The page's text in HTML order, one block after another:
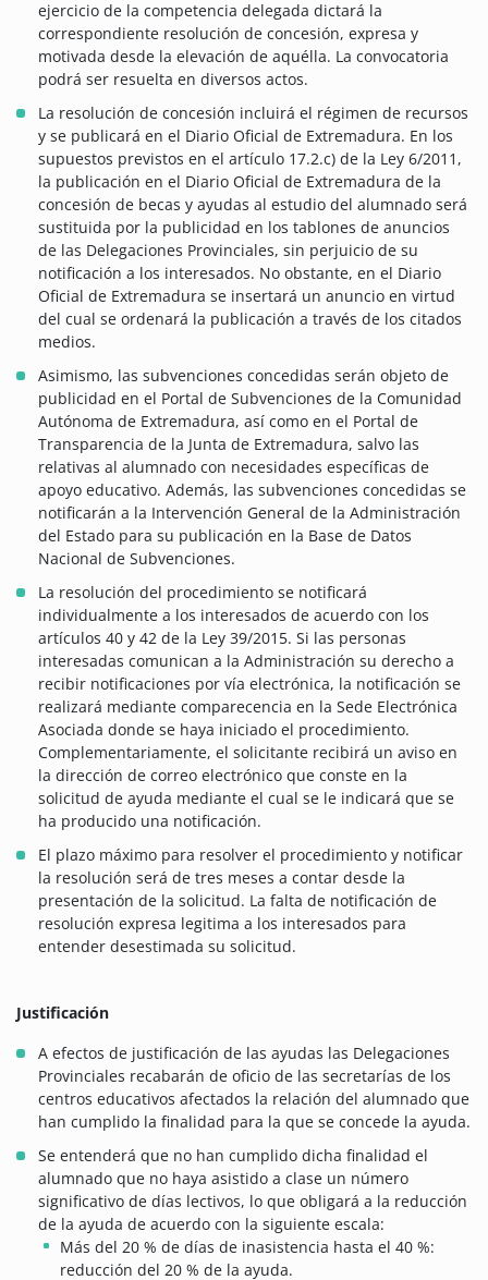
ejercicio de la competencia delegada dictará la
correspondiente resolución de concesión, expresa y
motivada desde la elevación de aquélla. La convocatoria
podrá ser resuelta en diversos actos.
La resolución de concesión incluirá el régimen de recursos
y se publicará en el Diario Oficial de Extremadura. En los
supuestos previstos en el artículo 17.2.c) de la Ley 6/2011,
la publicación en el Diario Oficial de Extremadura de la
concesión de becas y ayudas al estudio del alumnado será
sustituida por la publicidad en los tablones de anuncios
de las Delegaciones Provinciales, sin perjuicio de su
notificación a los interesados. No obstante, en el Diario
Oficial de Extremadura se insertará un anuncio en virtud
del cual se ordenará la publicación a través de los citados
medios.
Asimismo, las subvenciones concedidas serán objeto de
publicidad en el Portal de Subvenciones de la Comunidad
Autónoma de Extremadura, así como en el Portal de
Transparencia de la Junta de Extremadura, salvo las
relativas al alumnado con necesidades específicas de
apoyo educativo. Además, las subvenciones concedidas se
notificarán a la Intervención General de la Administración
del Estado para su publicación en la Base de Datos
Nacional de Subvenciones.
La resolución del procedimiento se notificará
individualmente a los interesados de acuerdo con los
artículos 40 y 42 de la Ley 39/2015. Si las personas
interesadas comunican a la Administración su derecho a
recibir notificaciones por vía electrónica, la notificación se
realizará mediante comparecencia en la Sede Electrónica
Asociada donde se haya iniciado el procedimiento.
Complementariamente, el solicitante recibirá un aviso en
la dirección de correo electrónico que conste en la
solicitud de ayuda mediante el cual se le indicará que se
ha producido una notificación.
El plazo máximo para resolver el procedimiento y notificar
la resolución será de tres meses a contar desde la
presentación de la solicitud. La falta de notificación de
resolución expresa legitima a los interesados para
entender desestimada su solicitud.
Justificación
A efectos de justificación de las ayudas las Delegaciones
Provinciales recabarán de oficio de las secretarías de los
centros educativos afectados la relación del alumnado que
han cumplido la finalidad para la que se concede la ayuda.
Se entenderá que no han cumplido dicha finalidad el
alumnado que no haya asistido a clase un número
significativo de días lectivos, lo que obligará a la reducción
de la ayuda de acuerdo con la siguiente escala:
Más del 20 % de días de inasistencia hasta el 40 %:
reducción del 20 % de la ayuda.